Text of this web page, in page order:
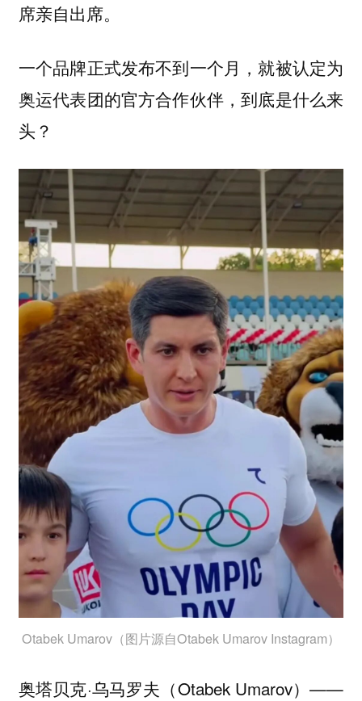
席亲自出席。
一个品牌正式发布不到一个月，就被认定为
奥运代表团的官方合作伙伴，到底是什么来
头？
Otabek Umarov（图片源自Otabek Umarov Instagram）
奥塔贝克·乌马罗夫（Otabek Umarov）——